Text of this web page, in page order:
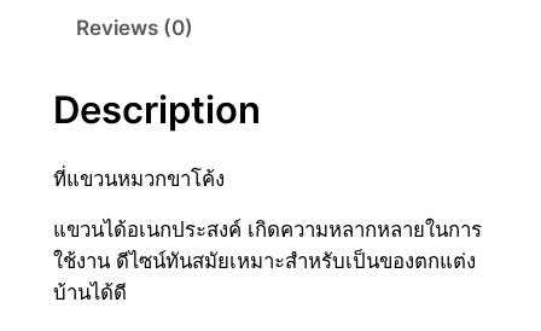
า
โ
ง
q
u
a
Reviews (0)
Description
ที่แขวนหมวกขาโค้ง
แขวนได้อเนกประสงค์ เกิดความหลากหลายในการ
ใช้งาน ดีไซน์ทันสมัยเหมาะสำหรับเป็นของตกแต่ง
บ้านได้ดี